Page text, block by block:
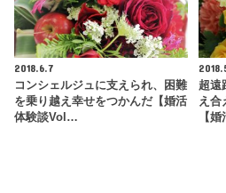
2018.6.7
コンシェルジュに支えられ、困難
を乗り越え幸せをつかんだ【婚活
体験談Vol…
超遠
え合
【